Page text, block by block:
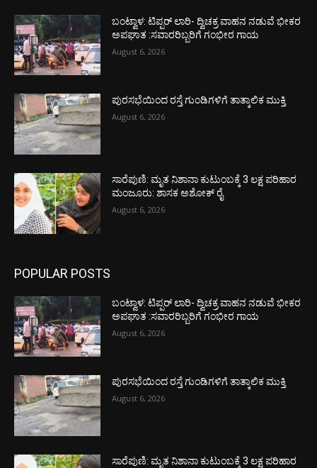
ಬಂಟ್ವಾಳ: ಟಿಪ್ಪರ್ ಲಾರಿ- ದ್ವಿಚಕ್ರ ವಾಹನ ನಡುವೆ ಭೀಕರ
ಅಪಘಾತ :ಸವಾರರಿಬ್ಬರಿಗೆ ಗಂಭೀರ ಗಾಯ
August 6, 2026
ಪುರಸಭೆಯಿಂದ ರಸ್ತೆ ಗುಂಡಿಗಳಿಗೆ ತಾತ್ಕಾಲಿಕ ಮುಕ್ತಿ
August 6, 2026
ಸಾರೆಪುಣಿ: ಮೃತ ನಿಶಾನಾ ಕುಟುಂಬಕ್ಕೆ 3 ಲಕ್ಷ ಪರಿಹಾರ
ಮಂಜೂರು: ಶಾಸಕ ಅಶೋಕ್ ರೈ
August 6, 2026
POPULAR POSTS
ಬಂಟ್ವಾಳ: ಟಿಪ್ಪರ್ ಲಾರಿ- ದ್ವಿಚಕ್ರ ವಾಹನ ನಡುವೆ ಭೀಕರ
ಅಪಘಾತ :ಸವಾರರಿಬ್ಬರಿಗೆ ಗಂಭೀರ ಗಾಯ
August 6, 2026
ಪುರಸಭೆಯಿಂದ ರಸ್ತೆ ಗುಂಡಿಗಳಿಗೆ ತಾತ್ಕಾಲಿಕ ಮುಕ್ತಿ
August 6, 2026
ಸಾರೆಪುಣಿ: ಮೃತ ನಿಶಾನಾ ಕುಟುಂಬಕ್ಕೆ 3 ಲಕ್ಷ ಪರಿಹಾರ